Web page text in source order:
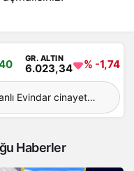
GR. ALTIN
6.023,34 % -1,74
Evindar cinayete
Haberler